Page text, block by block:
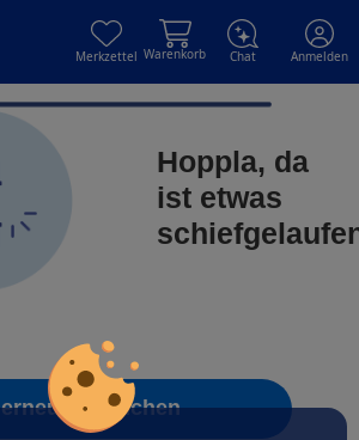
Merkzettel Warenkorb Chat Anmelden
Hoppla, da
ist etwas
erneut versuchen